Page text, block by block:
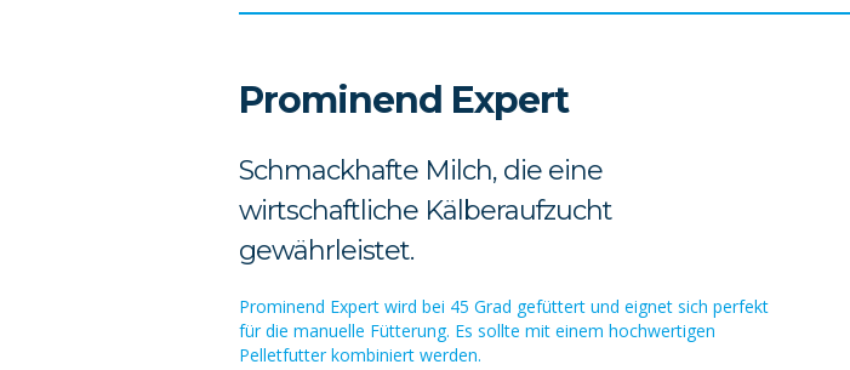
Prominend Expert
Schmackhafte Milch, die eine
wirtschaftliche Kälberaufzucht
gewährleistet.
Prominend Expert wird bei 45 Grad gefüttert und eignet sich perfekt
für die manuelle Fütterung. Es sollte mit einem hochwertigen
Pelletfutter kombiniert werden.